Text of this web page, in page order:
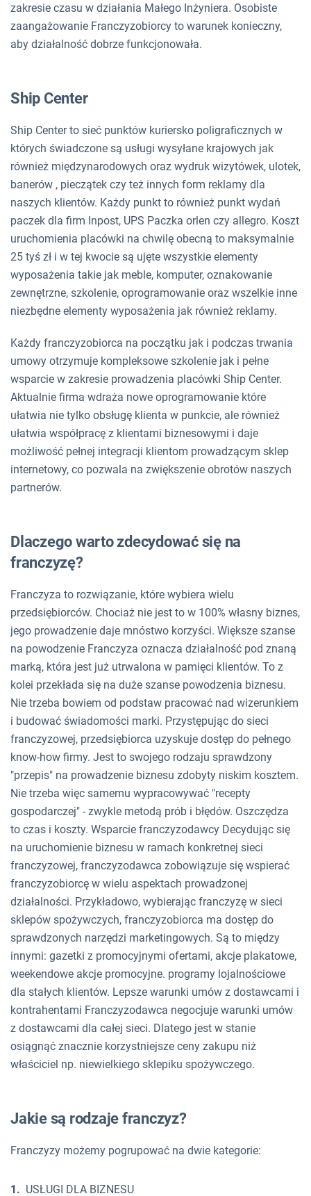
zakresie czasu w działania Małego Inżyniera. Osobiste
zaangażowanie Franczyzobiorcy to warunek konieczny,
aby działalność dobrze funkcjonowała.
Ship Center
Ship Center to sieć punktów kuriersko poligraficznych w
których świadczone są usługi wysyłane krajowych jak
również międzynarodowych oraz wydruk wizytówek, ulotek,
banerów , pieczątek czy też innych form reklamy dla
naszych klientów. Każdy punkt to również punkt wydań
paczek dla firm Inpost, UPS Paczka orlen czy allegro. Koszt
uruchomienia placówki na chwilę obecną to maksymalnie
25 tyś zł i w tej kwocie są ujęte wszystkie elementy
wyposażenia takie jak meble, komputer, oznakowanie
zewnętrzne, szkolenie, oprogramowanie oraz wszelkie inne
niezbędne elementy wyposażenia jak również reklamy.
Każdy franczyzobiorca na początku jak i podczas trwania
umowy otrzymuje kompleksowe szkolenie jak i pełne
wsparcie w zakresie prowadzenia placówki Ship Center.
Aktualnie firma wdraża nowe oprogramowanie które
ułatwia nie tylko obsługę klienta w punkcie, ale również
ułatwia współpracę z klientami biznesowymi i daje
możliwość pełnej integracji klientom prowadzącym sklep
internetowy, co pozwala na zwiększenie obrotów naszych
partnerów.
Dlaczego warto zdecydować się na
franczyzę?
Franczyza to rozwiązanie, które wybiera wielu
przedsiębiorców. Chociaż nie jest to w 100% własny biznes,
jego prowadzenie daje mnóstwo korzyści. Większe szanse
na powodzenie Franczyza oznacza działalność pod znaną
marką, która jest już utrwalona w pamięci klientów. To z
kolei przekłada się na duże szanse powodzenia biznesu.
Nie trzeba bowiem od podstaw pracować nad wizerunkiem
i budować świadomości marki. Przystępując do sieci
franczyzowej, przedsiębiorca uzyskuje dostęp do pełnego
know-how firmy. Jest to swojego rodzaju sprawdzony
"przepis" na prowadzenie biznesu zdobyty niskim kosztem.
Nie trzeba więc samemu wypracowywać "recepty
gospodarczej" - zwykle metodą prób i błędów. Oszczędza
to czas i koszty. Wsparcie franczyzodawcy Decydując się
na uruchomienie biznesu w ramach konkretnej sieci
franczyzowej, franczyzodawca zobowiązuje się wspierać
franczyzobiorcę w wielu aspektach prowadzonej
działalności. Przykładowo, wybierając franczyzę w sieci
sklepów spożywczych, franczyzobiorca ma dostęp do
sprawdzonych narzędzi marketingowych. Są to między
innymi: gazetki z promocyjnymi ofertami, akcje plakatowe,
weekendowe akcje promocyjne. programy lojalnościowe
dla stałych klientów. Lepsze warunki umów z dostawcami i
kontrahentami Franczyzodawca negocjuje warunki umów
z dostawcami dla całej sieci. Dlatego jest w stanie
osiągnąć znacznie korzystniejsze ceny zakupu niż
właściciel np. niewielkiego sklepiku spożywczego.
Jakie są rodzaje franczyz?
Franczyzy możemy pogrupować na dwie kategorie:
USŁUGI DLA BIZNESU